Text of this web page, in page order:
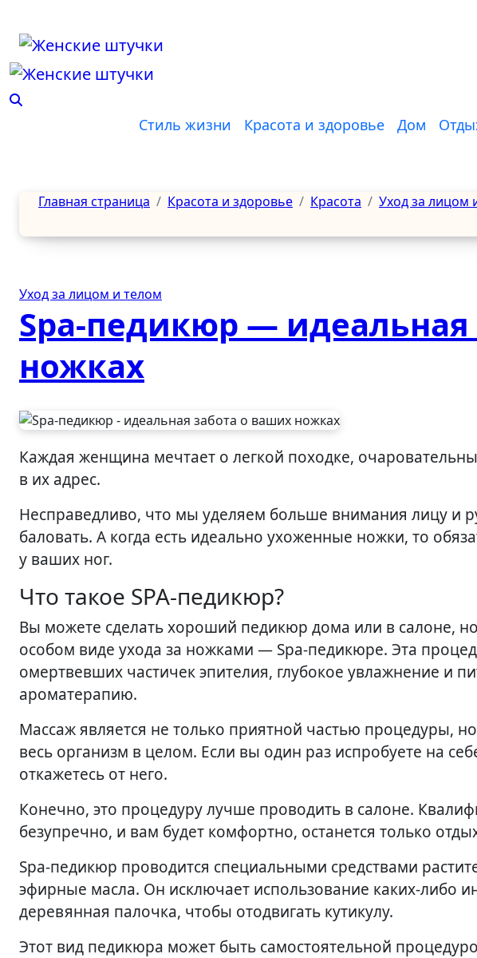
содержанию
Стиль жизни Красота и здоровье Дом
Главная страница Красота и здоровье Красота Уход за лицом
Уход за лицом и телом
Spa-педикюр —
ножках
Каждая женщина мечтает о легкой походке, очаровательных ножках и бесчисленных комплиментах
в их адрес.
Несправедливо, что мы уделяем больше внимания лицу и
баловать. А когда есть идеально ухоженные ножки, то
у ваших ног.
Что такое SPA-педикюр?
Вы можете сделать хороший педикюр дома или в салоне,
особом виде ухода за ножками — Spa-педикюре. Эта
омертвевших частичек эпителия, глубокое увлажнение и
ароматерапию.
Массаж является не только приятной частью процедуры,
весь организм в целом. Если вы один раз испробуете на
откажетесь от него.
Конечно, это процедуру лучше проводить в салоне.
безупречно, и вам будет комфортно, останется только
Spa-педикюр проводится специальными средствами
эфирные масла. Он исключает использование каких-либо
деревянная палочка, чтобы отодвигать кутикулу.
Этот вид педикюра может быть самостоятельной